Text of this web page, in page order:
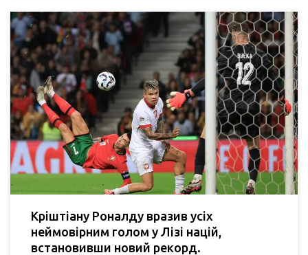
Кріштіану Роналду вразив усіх
неймовірним голом у Лізі націй,
встановивши новий рекорд.